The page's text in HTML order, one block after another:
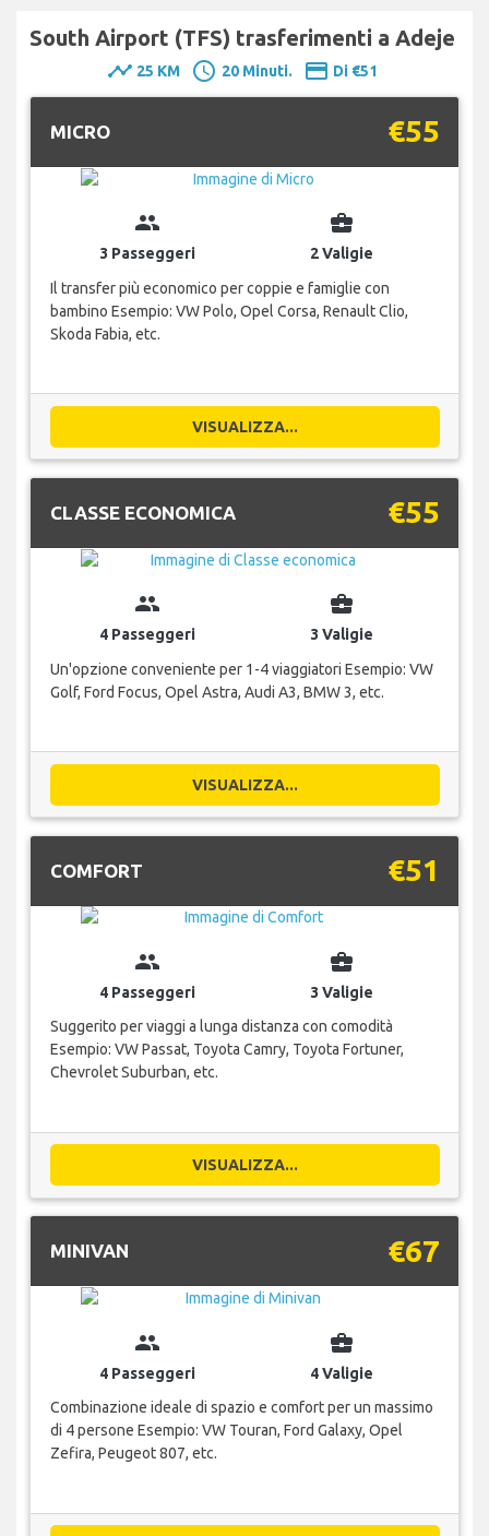
South Airport (TFS) trasferimenti a Adeje
timeline 25 KM schedule 20 Minuti. payment Di €51
MICRO €55
group
3 Passeggeri
business_center
2 Valigie
Il transfer più economico per coppie e famiglie con
bambino Esempio: VW Polo, Opel Corsa, Renault Clio,
Skoda Fabia, etc.
VISUALIZZA...
CLASSE ECONOMICA €55
group
4 Passeggeri
business_center
3 Valigie
Un'opzione conveniente per 1-4 viaggiatori Esempio: VW
Golf, Ford Focus, Opel Astra, Audi A3, BMW 3, etc.
VISUALIZZA...
COMFORT €51
group
4 Passeggeri
business_center
3 Valigie
Suggerito per viaggi a lunga distanza con comodità
Esempio: VW Passat, Toyota Camry, Toyota Fortuner,
Chevrolet Suburban, etc.
VISUALIZZA...
MINIVAN €67
group
4 Passeggeri
business_center
4 Valigie
Combinazione ideale di spazio e comfort per un massimo
di 4 persone Esempio: VW Touran, Ford Galaxy, Opel
Zefira, Peugeot 807, etc.